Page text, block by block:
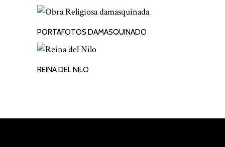
LEER MÁS
PORTAFOTOS DAMASQUINADO
REINA DEL NILO